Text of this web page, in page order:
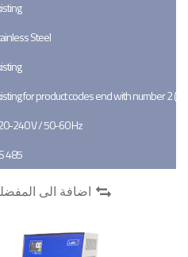
Steel
for product codes end with number 2
240 V / 50-60 Hz
485
اضافة الى